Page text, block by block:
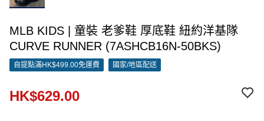
MLB KIDS | 童裝 老爹鞋 厚底鞋 紐約洋基隊
CURVE RUNNER (7ASHCB16N-50BKS)
自提點滿HK$499.00免運費 國家/地區配送
HK$629.00